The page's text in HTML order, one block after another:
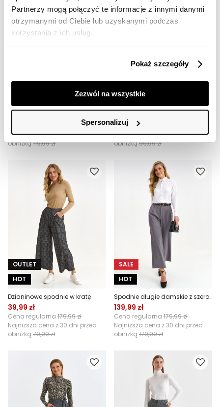
Partnerzy mogą połączyć te informacje z innymi danymi
otrzymanymi od Ciebie lub uzyskanymi podczas
korzystania z ich usług.
Pokaż szczegóły
Zezwól na wszystkie
Spersonalizuj
Szerokie szare spodnie w miękkiej tkaniny
Najniższa cena z 30 dni przed
obniżką119,99 zł
Eleganckie spodnie z szerokimi nogawkami z tkaniny w jodełkę
Cena regularna
Najniższa cena z 30 dni przed
obniżką99,99 zł
OUTLET
HOT
Dzianinowe spodnie w kratę
39,99 zł
Cena regularna 179,99 zł
Najniższa cena z 30 dni przed
obniżką 79,99 zł
SALE
HOT
Spodnie długie damskie z szerokimi nogawkami
139,99 zł
Cena regularna 179,99 zł
Najniższa cena z 30 dni przed
obniżką 179,99 zł